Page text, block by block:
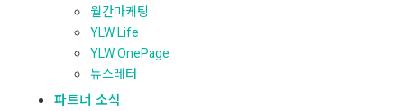
월간마케팅
YLW Life
YLW OnePage
뉴스레터
파트너 소식